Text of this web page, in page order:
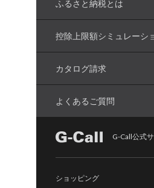
ふるさと納税とは
控除上限額シミュレーシ
カタログ請求
よくあるご質問
G-Call公式
ショッピング